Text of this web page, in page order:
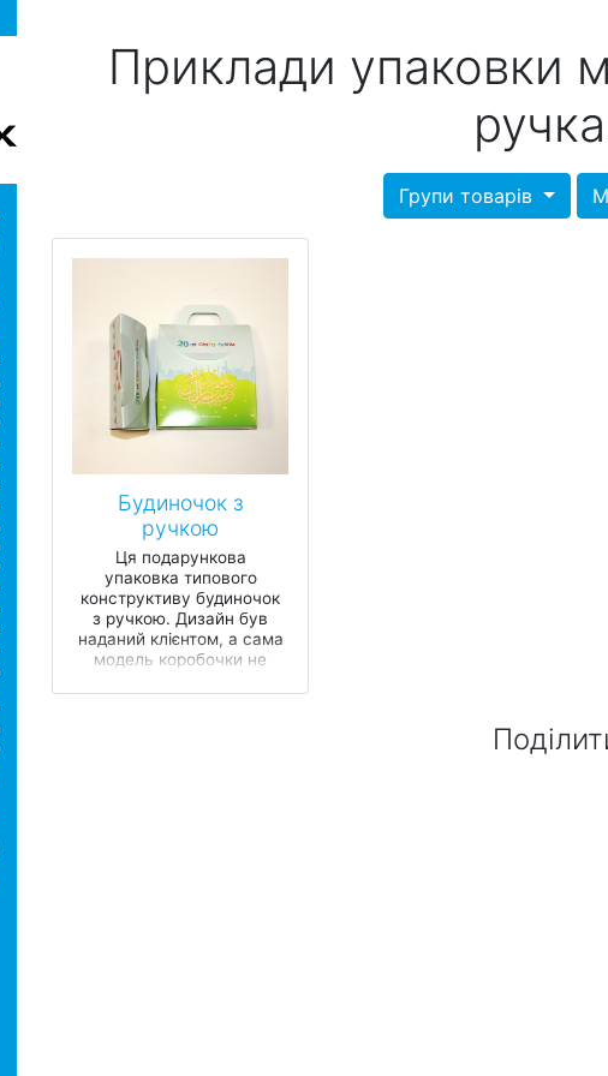
Приклади упаковки
Групи товарів
Будиночок з
ручкою
Ця подарункова
упаковка типового
конструктиву будиночок
з ручкою. Дизайн був
наданий клієнтом, а сама
модель коробочки не